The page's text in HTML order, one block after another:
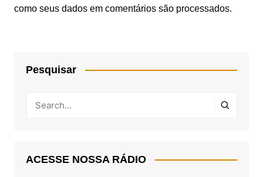
como seus dados em comentários são processados.
Pesquisar
ACESSE NOSSA RÁDIO